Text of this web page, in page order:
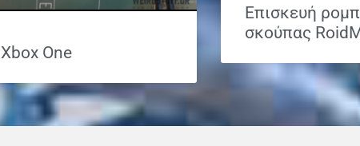
Xbox One
Επισκευή
σκούπας